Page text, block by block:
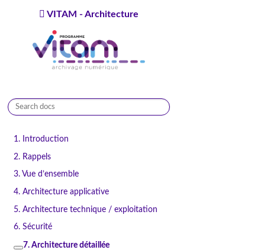
VITAM - Architecture
1. Introduction
2. Rappels
3. Vue d’ensemble
4. Architecture applicative
5. Architecture technique / exploitation
6. Sécurité
7. Architecture détaillée